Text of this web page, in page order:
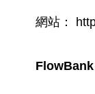
網站：
FlowBank